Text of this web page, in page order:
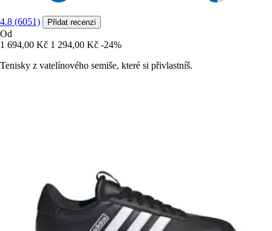
4.8 (6051) Přidat recenzi
Od
1 694,00 Kč 1 294,00 Kč -24%
Tenisky z vatelínového semiše, které si přivlastníš.